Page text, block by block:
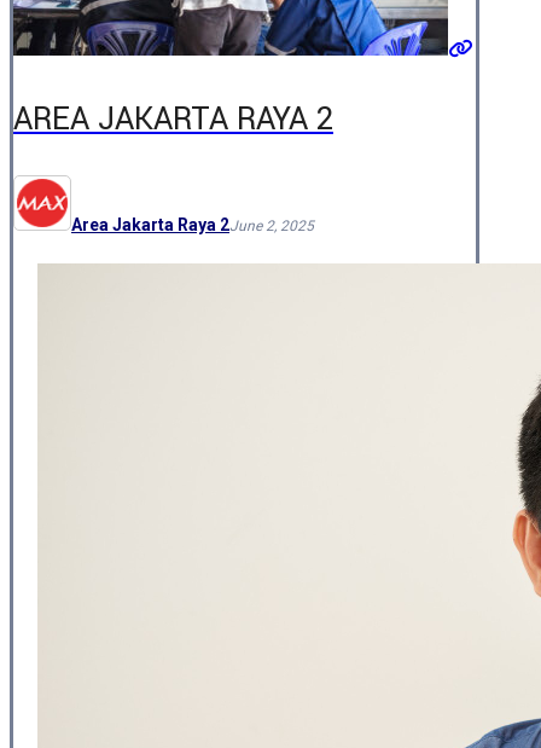
AREA JAKARTA RAYA 2
Area Jakarta Raya 2June 2, 2025